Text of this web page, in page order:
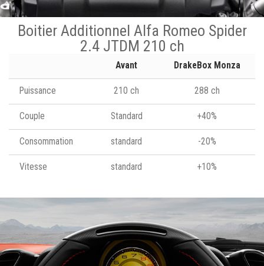
Boitier Additionnel Alfa Romeo Spider
2.4 JTDM 210 ch
Avant DrakeBox Monza
Puissance 210 ch 288 ch
Couple Standard +40%
Consommation standard -20%
Vitesse standard +10%